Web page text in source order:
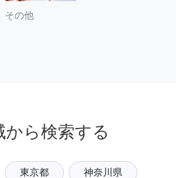
その他
から検索する
東京都 神奈川県